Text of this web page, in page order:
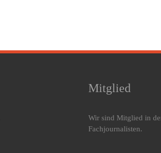
Mitglied
Wir sind Mitglied in
Fachjournalisten.